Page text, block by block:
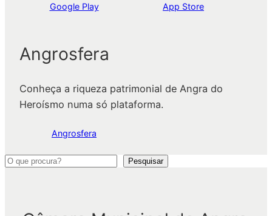
Google Play App Store
Angrosfera
Conheça a riqueza patrimonial de Angra do
Heroísmo numa só plataforma.
Angrosfera
P
Pesquisar